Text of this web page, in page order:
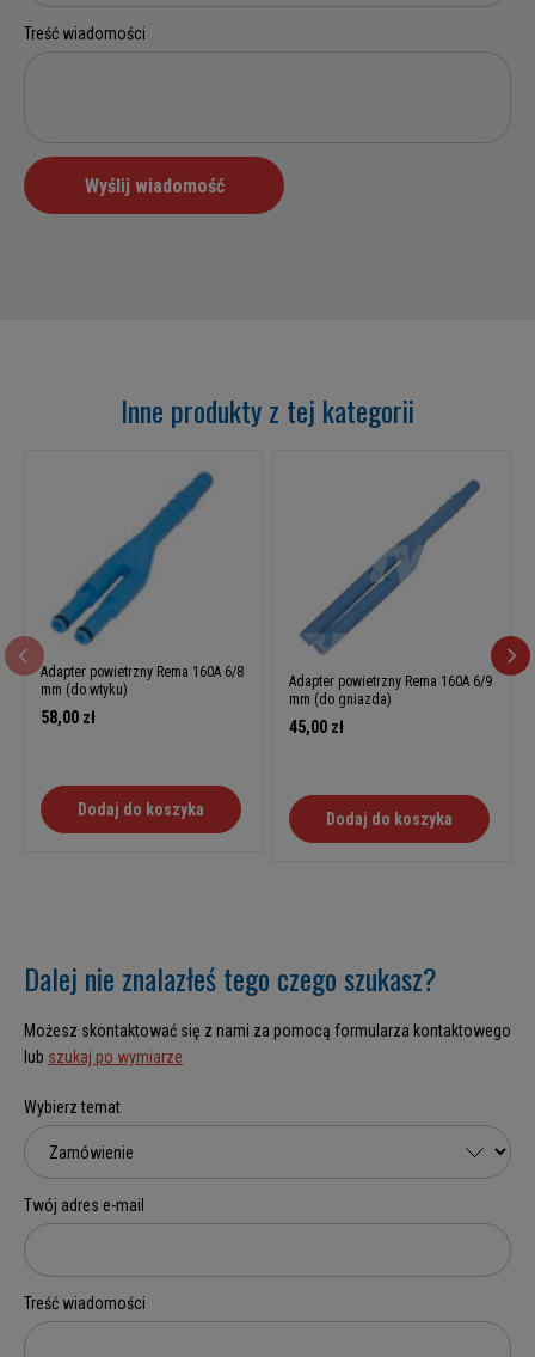
Inne produkty z tej kategorii
Adapter powietrzny Rema 160A 6/8
mm (do wtyku)
58,00 zł
Dodaj do koszyka
Adapter powietrzny Rema 160A 6/9
mm (do gniazda)
45,00 zł
Dodaj do koszyka
Dalej nie znalazłeś tego czego szukasz?
Możesz skontaktować się z nami za pomocą formularza kontaktowego
lub szukaj po wymiarze